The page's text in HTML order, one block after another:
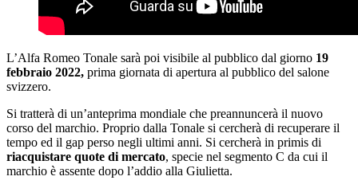
L’Alfa Romeo Tonale sarà poi visibile al pubblico dal giorno 19
febbraio 2022, prima giornata di apertura al pubblico del salone
svizzero.
Si tratterà di un’anteprima mondiale che preannuncerà il nuovo
corso del marchio. Proprio dalla Tonale si cercherà di recuperare il
tempo ed il gap perso negli ultimi anni. Si cercherà in primis di
riacquistare quote di mercato, specie nel segmento C da cui il
marchio è assente dopo l’addio alla Giulietta.